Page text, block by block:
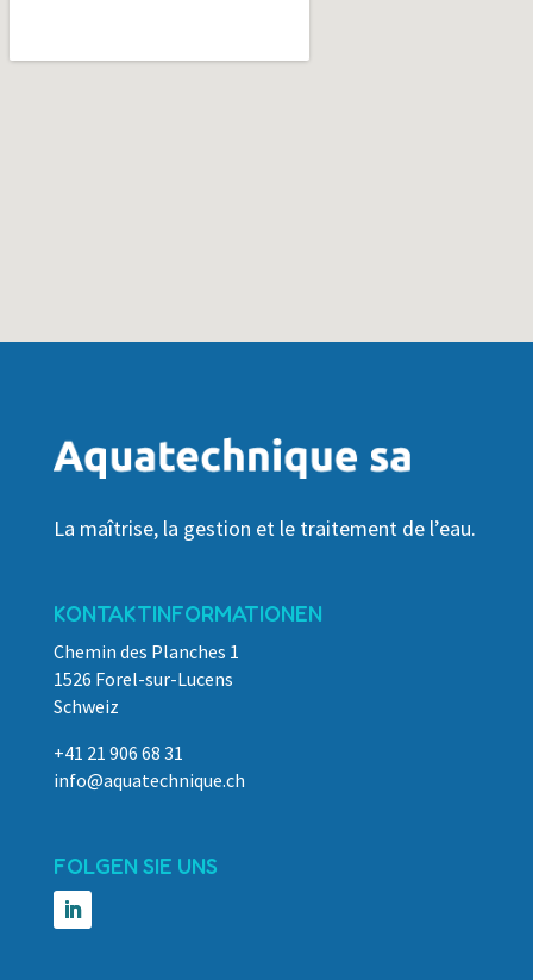
La maîtrise, la gestion et le traitement de l’eau.
KONTAKTINFORMATIONEN
Chemin des Planches 1
1526 Forel-sur-Lucens
Schweiz
+41 21 906 68 31
info@aquatechnique.ch
FOLGEN SIE UNS